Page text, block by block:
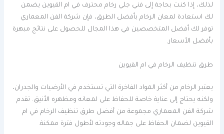
لذلك، إذا كنت بحاجة إلى فني جلي رخام محترف في ام القيوين يضمن
لك استعادة لمعان الرخام بأفضل الطرق، فإن شركة الفن المعماري
توفر لك أفضل المتخصصين في هذا المجال للحصول على نتائج مبهرة
بأفضل الأسعار.
طرق تنظيف الرخام في ام القيوين
يعتبر الرخام من أكثر المواد الفاخرة التي تستخدم في الأرضيات والجدران،
ولكنه يحتاج إلى عناية خاصة للحفاظ على لمعانه ومظهره الأنيق. تقدم
شركة الفن المعماري مجموعة من أفضل طرق تنظيف الرخام في ام
القيوين لضمان الحفاظ على جماله وجودته لأطول فترة ممكنة.